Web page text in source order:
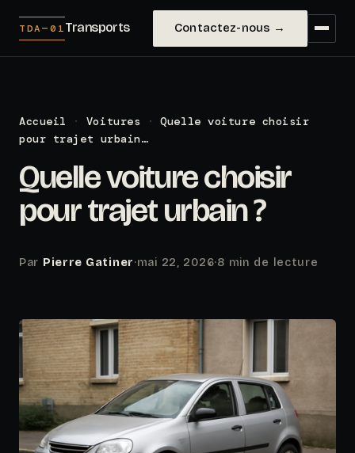
TDA—01Transports Contactez-nous →
Accueil · Voitures ·
Quelle voiture choisir
pour trajet urbain…
Quelle voiture choisir
pour trajet urbain ?
Par Pierre Gatiner·mai 22, 2026·8 min de lecture